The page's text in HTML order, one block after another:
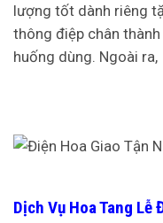
lượng tốt dành riêng
thông điệp chân
huống dùng. Ngoài ra,
Dịch Vụ Hoa Tang Lễ